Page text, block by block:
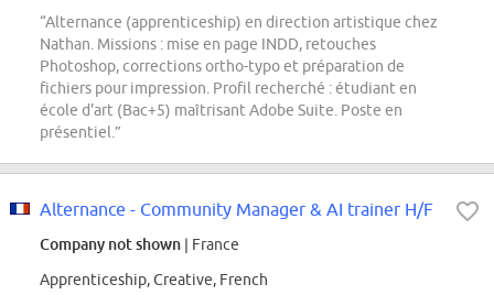
“Alternance (apprenticeship) en direction artistique chez
Nathan. Missions : mise en page INDD, retouches
Photoshop, corrections ortho-typo et préparation de
fichiers pour impression. Profil recherché : étudiant en
école d'art (Bac+5) maîtrisant Adobe Suite. Poste en
présentiel.”
Alternance - Community Manager & AI trainer H/F
Company not shown | France
Apprenticeship, Creative, French